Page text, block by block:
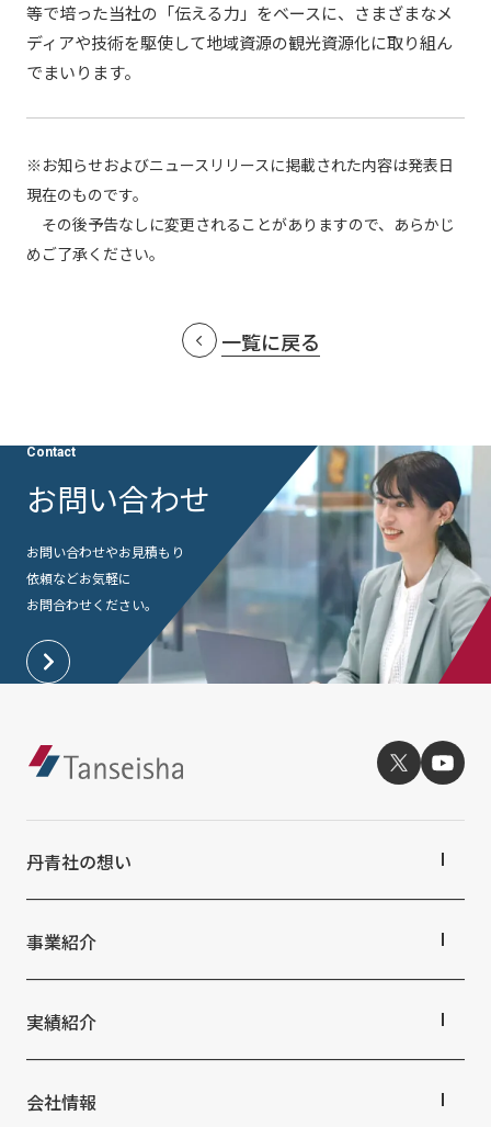
等で培った当社の「伝える力」をベースに、さまざまなメ
ディアや技術を駆使して地域資源の観光資源化に取り組ん
でまいります。
※お知らせおよびニュースリリースに掲載された内容は発表日
現在のものです。
その後予告なしに変更されることがありますので、あらかじ
めご了承ください。
一覧に戻る
Contact
お問い合わせ
お問い合わせやお見積もり
依頼などお気軽に
お問合わせください。
丹青社の想い
トップメッセージ
私たちの未来ビジョン2046
事業紹介
対応領域
提供サービス・ソリューション一覧
実績紹介
商業空間
会社情報